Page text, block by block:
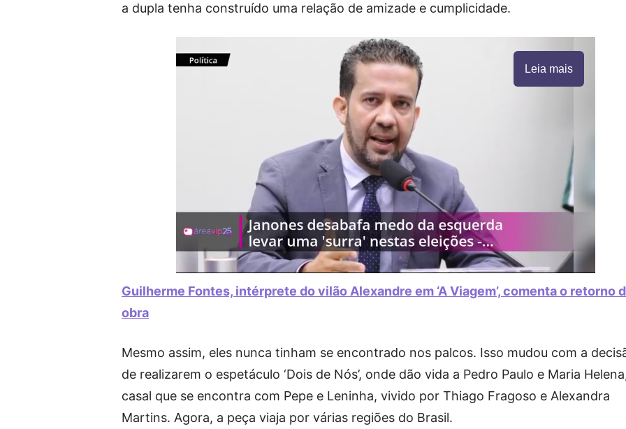
a dupla tenha construído uma relação de amizade e cumplicidade.
Leia mais
Guilherme Fontes, intérprete do vilão Alexandre em ‘A Viagem’, comenta o retorno
obra
Mesmo assim, eles nunca tinham se encontrado nos palcos. Isso mudou com a
de realizarem o espetáculo ‘Dois de Nós’, onde dão vida a Pedro Paulo e Maria
casal que se encontra com Pepe e Leninha, vivido por Thiago Fragoso e Alexandra
Martins. Agora, a peça viaja por várias regiões do Brasil.